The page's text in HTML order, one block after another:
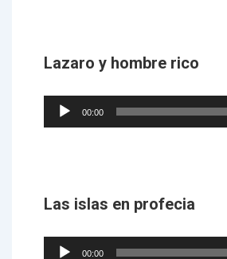
Lazaro y hombre rico
Audio
Player
00:00
Las islas en profecia
Audio
00:00